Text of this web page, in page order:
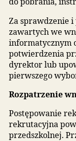
za składanie
Rodzice/
orzeczenia o
wydane ze
kopię
jako podpisany
zaufanym, e-
Wzory